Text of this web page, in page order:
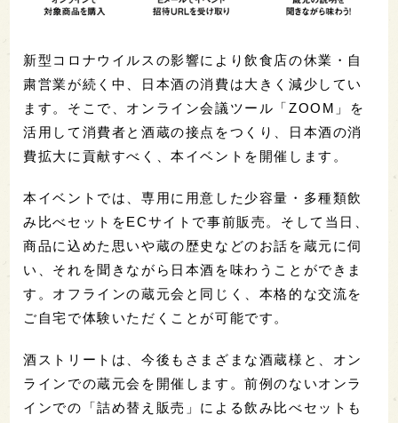
新型コロナウイルスの影響により飲食店の休業・自
粛営業が続く中、日本酒の消費は大きく減少してい
ます。そこで、オンライン会議ツール「ZOOM」を
活用して消費者と酒蔵の接点をつくり、日本酒の消
費拡大に貢献すべく、本イベントを開催します。
本イベントでは、専用に用意した少容量・多種類飲
み比べセットをECサイトで事前販売。そして当日、
商品に込めた思いや蔵の歴史などのお話を蔵元に伺
い、それを聞きながら日本酒を味わうことができま
す。オフラインの蔵元会と同じく、本格的な交流を
ご自宅で体験いただくことが可能です。
酒ストリートは、今後もさまざまな酒蔵様と、オン
ラインでの蔵元会を開催します。前例のないオンラ
インでの「詰め替え販売」による飲み比べセットも